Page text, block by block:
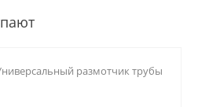
1.5 мм)
размотчик трубы